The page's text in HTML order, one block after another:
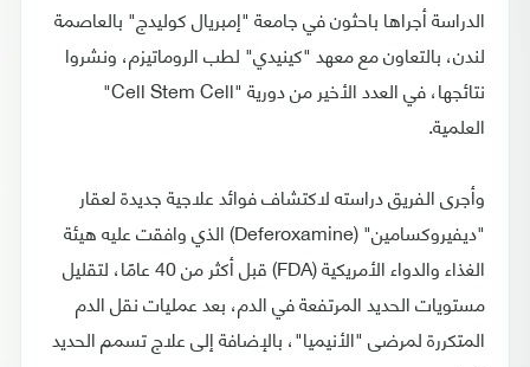
الدراسة أجراها باحثون في جامعة "إمبريال كوليدج" بالعاصمة
لندن، بالتعاون مع معهد "كينيدي" لطب الروماتيزم، ونشروا
نتائجها، في العدد الأخير من دورية "Cell Stem Cell"
العلمية.
وأجرى الفريق دراسته لاكتشاف فوائد علاجية جديدة لعقار
"ديفيروكسامين" (Deferoxamine) الذي وافقت عليه هيئة
الغذاء والدواء الأمريكية (FDA) قبل أكثر من 40 عامًا، لتقليل
مستويات الحديد المرتفعة في الدم، بعد عمليات نقل الدم
المتكررة لمرضى "الأنيميا"، بالإضافة إلى علاج تسمم الحديد